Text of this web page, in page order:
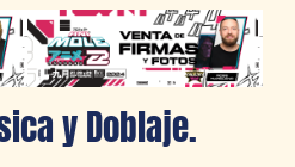
y Doblaje.